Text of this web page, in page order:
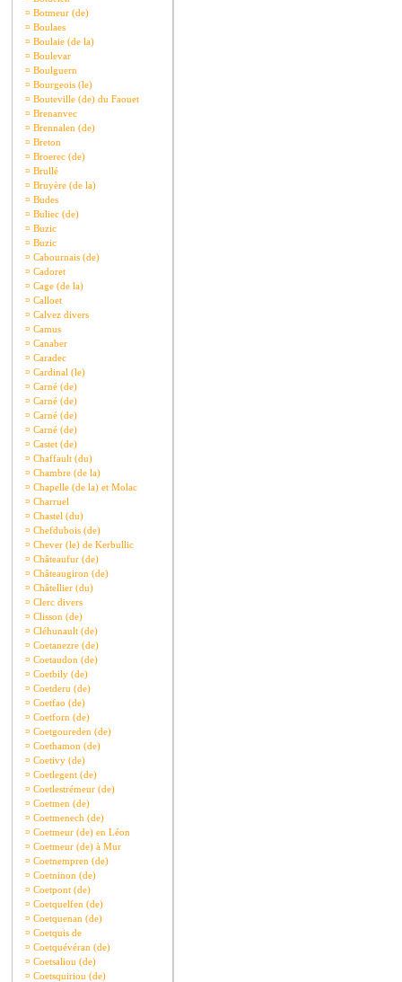
¤ Botmeur (de)
¤ Boulaes
¤ Boulaie (de la)
¤ Boulevar
¤ Boulguern
¤ Bourgeois (le)
¤ Bouteville (de) du Faouet
¤ Brenanvec
¤ Brennalen (de)
¤ Breton
¤ Broerec (de)
¤ Brullé
¤ Bruyère (de la)
¤ Budes
¤ Buliec (de)
¤ Buzic
¤ Buzic
¤ Cabournais (de)
¤ Cadoret
¤ Cage (de la)
¤ Calloet
¤ Calvez divers
¤ Camus
¤ Canaber
¤ Caradec
¤ Cardinal (le)
¤ Carné (de)
¤ Carné (de)
¤ Carné (de)
¤ Carné (de)
¤ Castet (de)
¤ Chaffault (du)
¤ Chambre (de la)
¤ Chapelle (de la) et Molac
¤ Charruel
¤ Chastel (du)
¤ Chefdubois (de)
¤ Chever (le) de Kerbullic
¤ Châteaufur (de)
¤ Châteaugiron (de)
¤ Châtellier (du)
¤ Clerc divers
¤ Clisson (de)
¤ Cléhunault (de)
¤ Coetanezre (de)
¤ Coetaudon (de)
¤ Coetbily (de)
¤ Coetderu (de)
¤ Coetfao (de)
¤ Coetforn (de)
¤ Coetgoureden (de)
¤ Coethamon (de)
¤ Coetivy (de)
¤ Coetlegent (de)
¤ Coetlestrémeur (de)
¤ Coetmen (de)
¤ Coetmenech (de)
¤ Coetmeur (de) en Léon
¤ Coetmeur (de) à Mur
¤ Coetnempren (de)
¤ Coetninon (de)
¤ Coetpont (de)
¤ Coetquelfen (de)
¤ Coetquenan (de)
¤ Coetquis de
¤ Coetquévéran (de)
¤ Coetsaliou (de)
¤ Coetsquiriou (de)